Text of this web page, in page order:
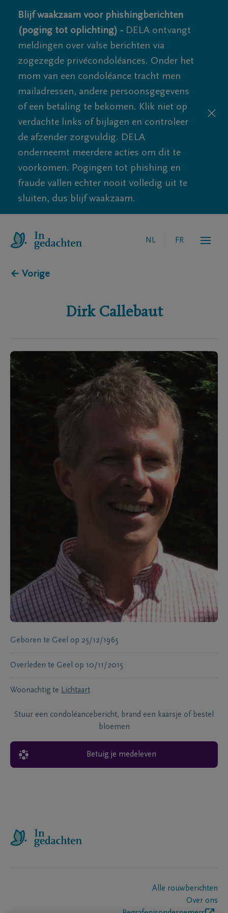
Blijf waakzaam voor phishingberichten
(poging tot oplichting) - DELA ontvangt
meldingen over valse berichten via
zogezegde privécondoléances. Onder het
mom van een condoléance tracht men
mailadressen, andere persoonsgegevens
of een betaling te bekomen. Klik niet op
verdachte links of bijlagen en controleer
de afzender zorgvuldig. DELA
onderneemt meerdere acties om dit te
voorkomen. Pogingen tot phishing en
fraude vallen echter nooit volledig uit te
sluiten, dus blijf waakzaam.
NL FR
← Vorige
Dirk Callebaut
Geboren te Geel op 25/12/1965
Overleden te Geel op 10/11/2015
Woonachtig te Lichtaart
Stuur een condoléancebericht, brand een kaarsje of bestel
bloemen
Betuig je medeleven
Alle rouwberichten
Over ons